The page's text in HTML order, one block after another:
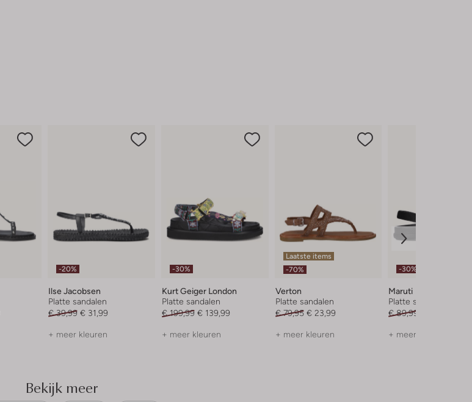
-20%
Ilse Jacobsen
Platte sandalen
€ 39,99 € 31,99
+ meer kleuren
-30%
Kurt Geiger London
Platte sandalen
€ 199,99 € 139,99
+ meer kleuren
Laatste items
-70%
Verton
Platte sandalen
€ 79,95 € 23,99
+ meer kleuren
-30%
Maruti
Platte sandalen
€ 89,99
+ meer kleuren
Bekijk meer